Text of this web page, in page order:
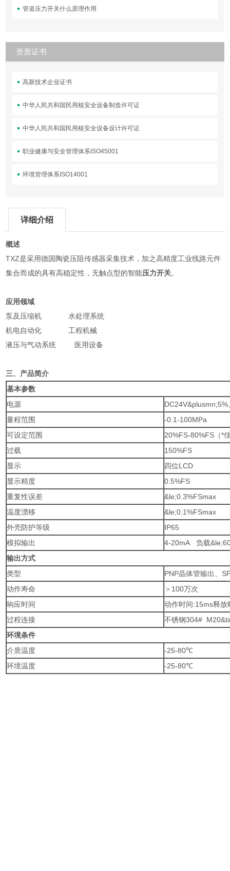
管道压力开关什么原理作用
资质证书
高新技术企业证书
中华人民共和国民用核安全设备制造许可证
中华人民共和国民用核安全设备设计许可证
职业健康与安全管理体系ISO45001
环境管理体系ISO14001
详细介绍
概述
TXZ是采用德国陶瓷压阻传感器采集技术，加之高精度工业线路元件
集合而成的具有高稳定性，无触点型的智能压力开关。
应用领域
泵及压缩机 水处理系统
机电自动化 工程机械
液压与气动系统 医用设备
三、产品简介
基本参数
电源
量程范围
-0.1-100MPa
可设定范围
20%FS-80%FS（*
过载
150%FS
显示
四位LCD
显示精度
0.5%FS
重复性误差
&le;0.3%FSmax
温度漂移
&le;0.1%FSmax
外壳防护等级
IP65
模拟输出
4-20mA 负载
输出方式
类型
PNP晶体管输出、
动作寿命
＞100万次
响应时间
动作时间:15ms释放
过程连接
不锈钢304#
环境条件
介质温度
-25-80℃
环境温度
-25-80℃